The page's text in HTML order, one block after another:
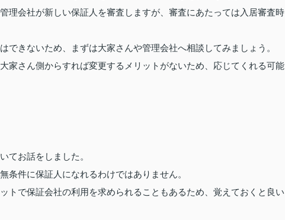
理会社が新しい保証人を審査しますが、審査にあたっては入居審査時
できないため、まずは大家さんや管理会社へ相談してみましょう。
家さん側からすれば変更するメリットがないため、応じてくれる可能
てお話をしました。
条件に保証人になれるわけではありません。
トで保証会社の利用を求められることもあるため、覚えておくと良い